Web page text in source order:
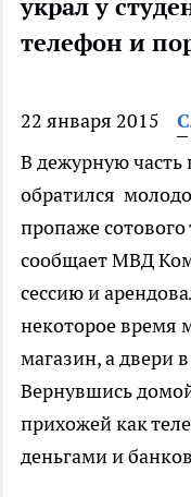
украл у
телефон и
22 января 2015
В дежурную
обратился
пропаже
сообщает МВД
сессию и
некоторое время
магазин, а двери
Вернувшись
прихожей как
деньгами и